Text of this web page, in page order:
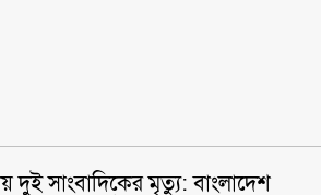
দুই সাংবাদিকের মৃত্যু: বাংলাদেশ